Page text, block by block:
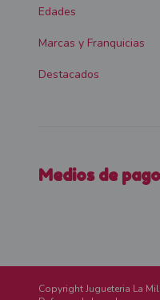
Edades
Marcas y Franquicias
Destacados
Medios de pago
Copyright Jugueteria La